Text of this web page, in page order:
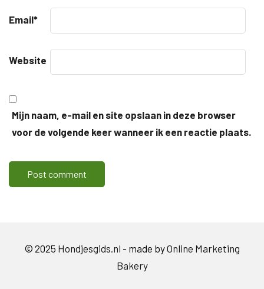
Email*
Website
Mijn naam, e-mail en site opslaan in deze browser
voor de volgende keer wanneer ik een reactie plaats.
© 2025 Hondjesgids.nl - made byOnline Marketing
Bakery